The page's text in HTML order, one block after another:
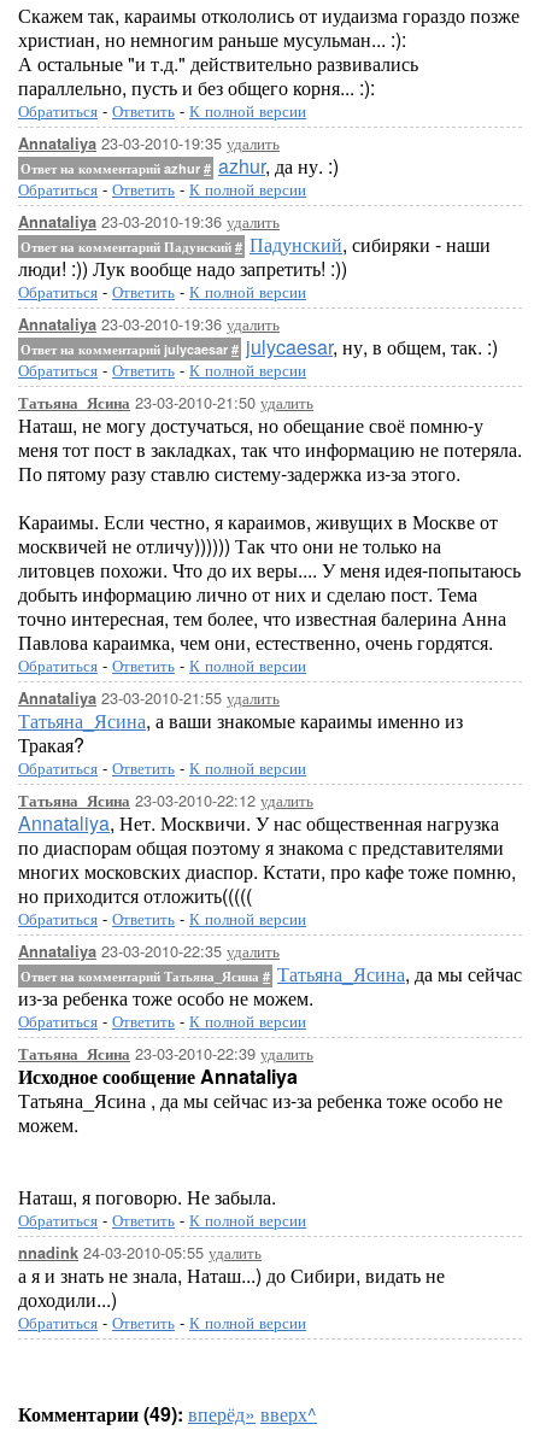
Скажем так, караимы откололись от иудаизма гораздо позже
христиан, но немногим раньше мусульман... :):
А остальные "и т.д." действительно развивались
параллельно, пусть и без общего корня... :):
Обратиться - Ответить - К полной версии
Annataliya 23-03-2010-19:35 удалить
Ответ на комментарий azhur # azhur, да ну. :)
Обратиться - Ответить - К полной версии
Annataliya 23-03-2010-19:36 удалить
Ответ на комментарий Падунский # Падунский, сибиряки - наши
люди! :)) Лук вообще надо запретить! :))
Обратиться - Ответить - К полной версии
Annataliya 23-03-2010-19:36 удалить
Ответ на комментарий julycaesar # julycaesar, ну, в общем, так. :)
Обратиться - Ответить - К полной версии
Татьяна_Ясина 23-03-2010-21:50 удалить
Наташ, не могу достучаться, но обещание своё помню-у
меня тот пост в закладках, так что информацию не потеряла.
По пятому разу ставлю систему-задержка из-за этого.
Караимы. Если честно, я караимов, живущих в Москве от
москвичей не отличу)))))) Так что они не только на
литовцев похожи. Что до их веры.... У меня идея-попытаюсь
добыть информацию лично от них и сделаю пост. Тема
точно интересная, тем более, что известная балерина Анна
Павлова караимка, чем они, естественно, очень гордятся.
Обратиться - Ответить - К полной версии
Annataliya 23-03-2010-21:55 удалить
Татьяна_Ясина, а ваши знакомые караимы именно из
Тракая?
Обратиться - Ответить - К полной версии
Татьяна_Ясина 23-03-2010-22:12 удалить
Annataliya, Нет. Москвичи. У нас общественная нагрузка
по диаспорам общая поэтому я знакома с представителями
многих московских диаспор. Кстати, про кафе тоже помню,
но приходится отложить(((((
Обратиться - Ответить - К полной версии
Annataliya 23-03-2010-22:35 удалить
Ответ на комментарий Татьяна_Ясина # Татьяна_Ясина, да мы сейчас
из-за ребенка тоже особо не можем.
Обратиться - Ответить - К полной версии
Татьяна_Ясина 23-03-2010-22:39 удалить
Исходное сообщение Annataliya
Татьяна_Ясина , да мы сейчас из-за ребенка тоже особо не
можем.
Наташ, я поговорю. Не забыла.
Обратиться - Ответить - К полной версии
nnadink 24-03-2010-05:55 удалить
а я и знать не знала, Наташ...) до Сибири, видать не
доходили...)
Обратиться - Ответить - К полной версии
Комментарии (49): вперёд» вверх^